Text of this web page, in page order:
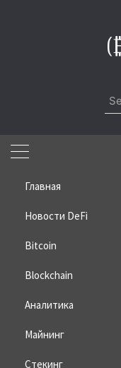
Главная
Новости DeFi
Bitcoin
Blockchain
Аналитика
Майнинг
Стекинг
Home»Bitcoin
России
08.07.2025